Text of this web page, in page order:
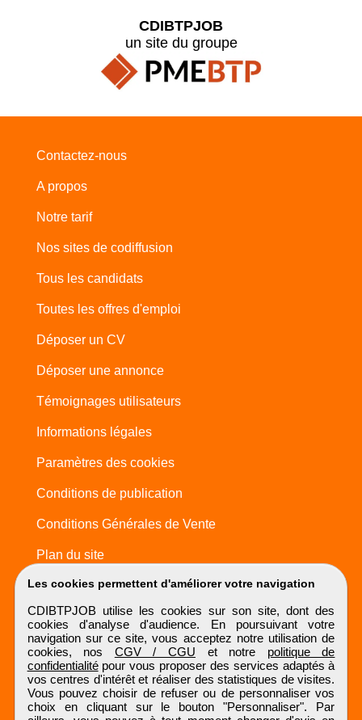
Les cookies permettent d'améliorer votre navigation
CDIBTPJOB utilise les cookies sur son site, dont des
cookies d'analyse d'audience. En poursuivant votre
navigation sur ce site, vous acceptez notre utilisation de
cookies, nos CGV / CGU et notre politique de
confidentialitépour vous proposer des services adaptés à
vos centres d'intérêt et réaliser des statistiques de visites.
Vous pouvez choisir de refuser ou de personnaliser vos
choix en cliquant sur le bouton "Personnaliser". Par
CDIBTPJOB
un site du groupe
Contactez-nous
A propos
Notre tarif
Nos sites de codiffusion
Tous les candidats
Toutes les offres d'emploi
Déposer un CV
Déposer une annonce
Témoignages utilisateurs
Informations légales
Paramètres des cookies
Conditions de publication
Conditions Générales de Vente
Plan du site